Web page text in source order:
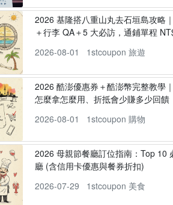
2026 基隆搭八重山丸去石垣島攻略
＋行李 QA＋5 大必訪，通鋪單程
2026-08-01
1stcoupon 旅遊
2026 酷澎優惠券＋酷澎幣完整教學
怎麼拿怎麼用、折抵會少賺多少回饋
2026-08-01
1stcoupon 購物
2026 母親節餐廳訂位指南：Top 10
廳 (含信用卡優惠與餐券折扣)
2026-07-29
1stcoupon 美食